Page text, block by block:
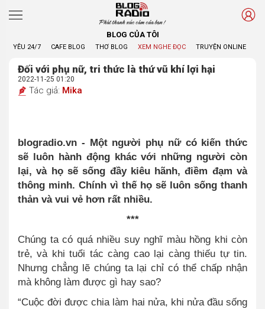
Phát thanh xúc cảm của bạn !
BLOG CỦA TÔI
YÊU 24/7 CAFE BLOG THƠ BLOG XEM NGHE ĐỌC TRUYỆN ONLINE
Đối với phụ nữ, tri thức là thứ vũ khí lợi hại
2022-11-25 01:20
Tác giả: Mika
blogradio.vn - Một người phụ nữ có kiến thức
sẽ luôn hành động khác với những người còn
lại, và họ sẽ sống đầy kiêu hãnh, điềm đạm và
thông minh. Chính vì thế họ sẽ luôn sống thanh
thản và vui vẻ hơn rất nhiều.
***
Chúng ta có quá nhiều suy nghĩ màu hồng khi còn
trẻ, và khi tuổi tác càng cao lại càng thiếu tự tin.
Nhưng chẳng lẽ chúng ta lại chỉ có thể chấp nhận
mà không làm được gì hay sao?
“Cuộc đời được chia làm hai nửa, khi nửa đầu sống